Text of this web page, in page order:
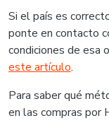
Si el país es
ponte en contacto
condiciones de esa
este artículo.
Para saber qué
en las compras por